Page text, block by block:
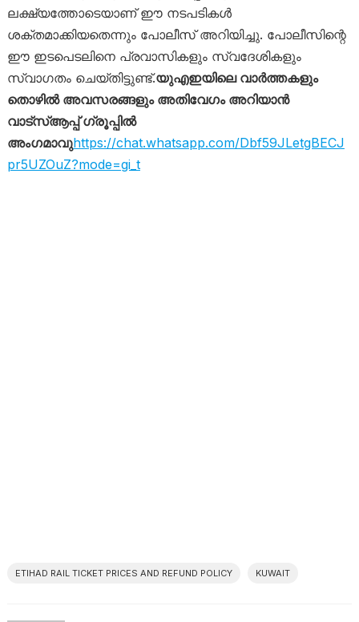
ലക്ഷ്യത്തോടെയാണ് ഈ നടപടികൾ
ശക്തമാക്കിയതെന്നും പോലീസ് അറിയിച്ചു. പോലീസിന്റെ
ഈ ഇടപെടലിനെ പ്രവാസികളും സ്വദേശികളും
സ്വാഗതം ചെയ്തിട്ടുണ്ട്.യുഎഇയിലെ വാർത്തകളും
തൊഴിൽ അവസരങ്ങളും അതിവേഗം അറിയാൻ
വാട്സ്ആപ്പ് ഗ്രൂപ്പിൽ
അംഗമാവുhttps://chat.whatsapp.com/Dbf59JLetgBECJ
pr5UZOuZ?mode=gi_t
ETIHAD RAIL TICKET PRICES AND REFUND POLICY KUWAIT